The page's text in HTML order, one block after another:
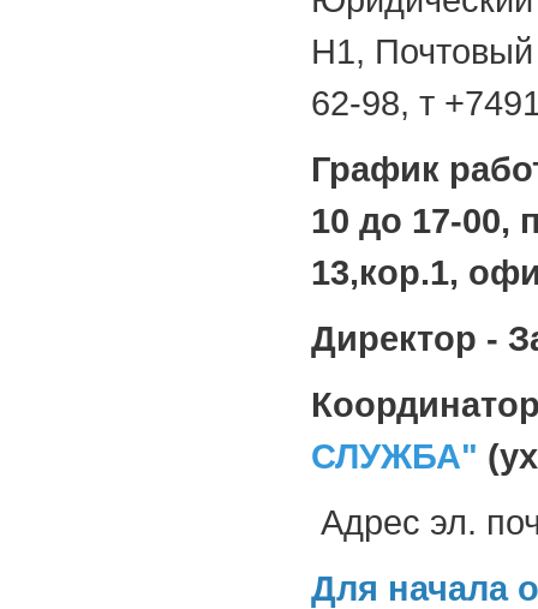
Н1, Почтовый
62-98, т
График
10 до 17-00,
13,кор.1,
Директор -
СЛУЖБА"
Адрес эл.
Для начала